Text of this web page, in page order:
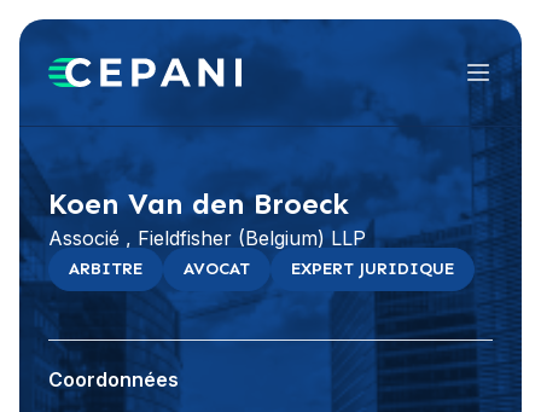
Menu
LinkedIn
Koen Van den Broeck
Associé , Fieldfisher (Belgium) LLP
ARBITRE AVOCAT EXPERT JURIDIQUE
Coordonnées